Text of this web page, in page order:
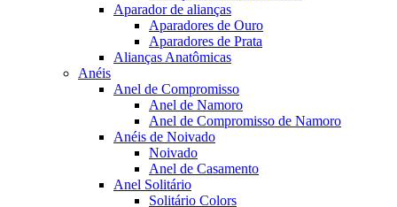
Aparador de alianças
Aparadores de Ouro
Aparadores de Prata
Alianças Anatômicas
Anéis
Anel de Compromisso
Anel de Namoro
Anel de Compromisso de Namoro
Anéis de Noivado
Noivado
Anel de Casamento
Anel Solitário
Solitário Colors